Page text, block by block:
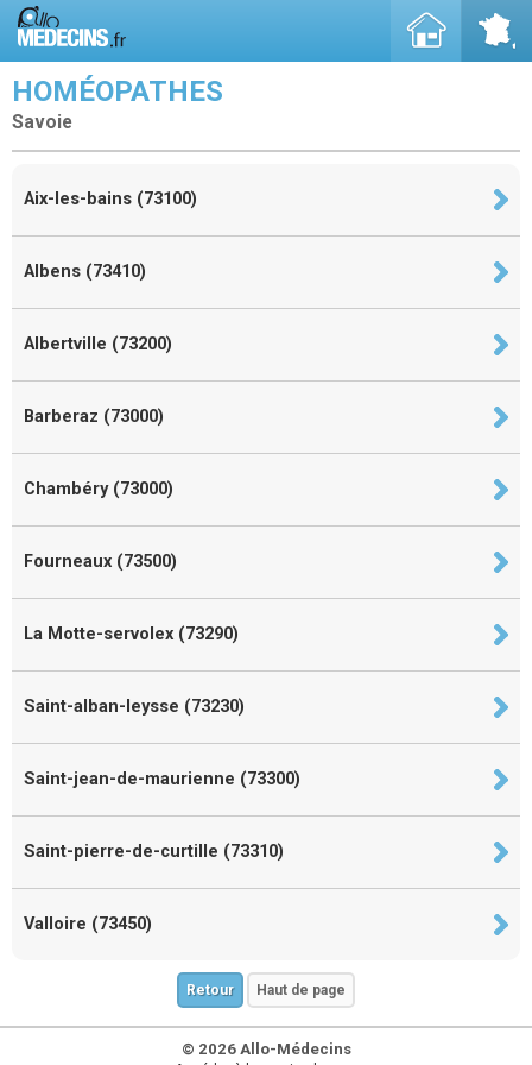
HOMÉOPATHES
Savoie
Aix-les-bains (73100)
Albens (73410)
Albertville (73200)
Barberaz (73000)
Chambéry (73000)
Fourneaux (73500)
La Motte-servolex (73290)
Saint-alban-leysse (73230)
Saint-jean-de-maurienne (73300)
Saint-pierre-de-curtille (73310)
Valloire (73450)
Retour Haut de page
© 2026 Allo-Médecins